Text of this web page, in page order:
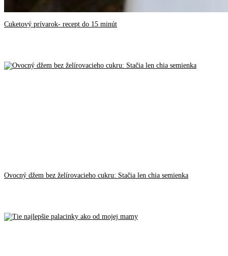
Cuketový prívarok- recept do 15 minút
Ovocný džem bez želírovacieho cukru: Stačia len chia semienka